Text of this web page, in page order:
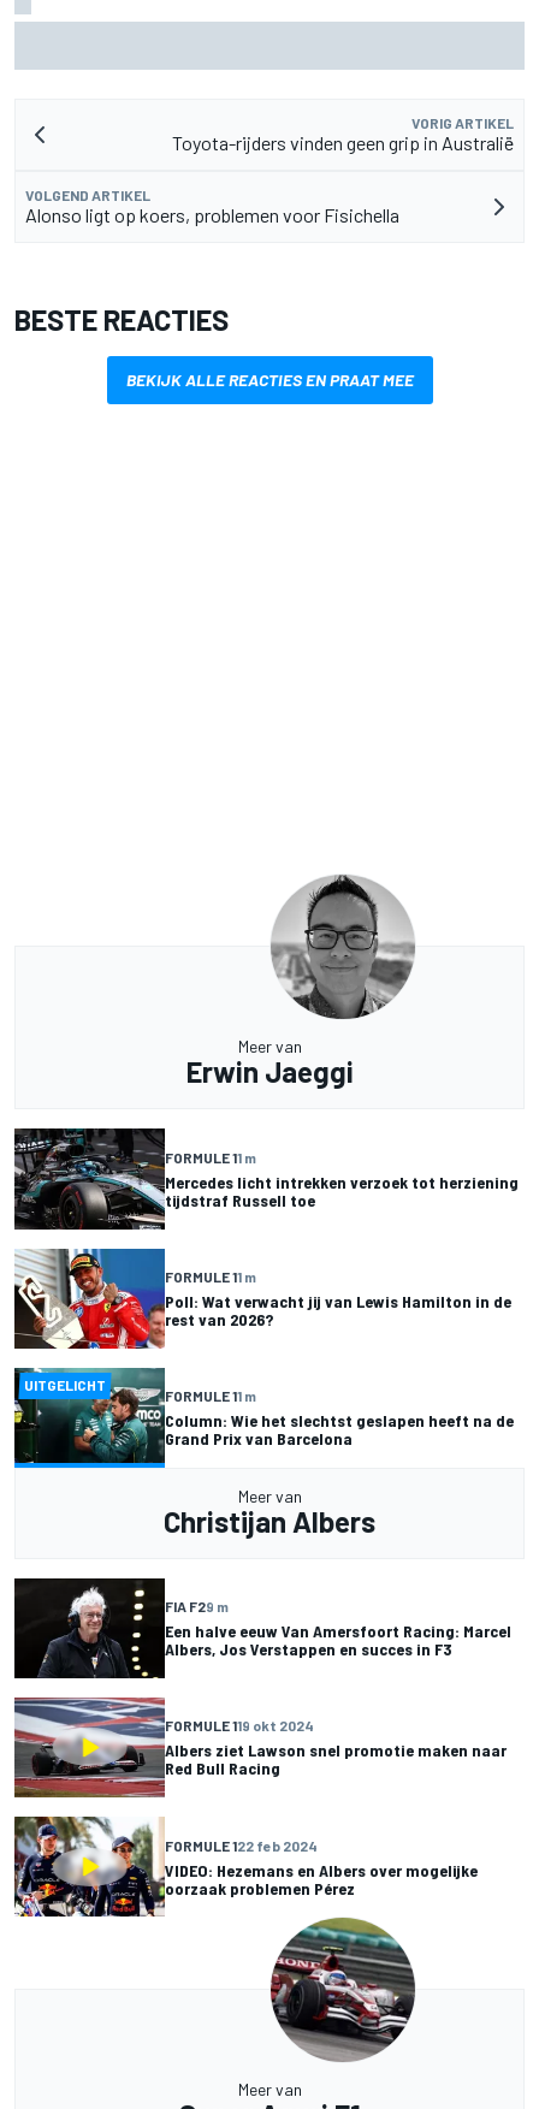
VORIG ARTIKEL
Toyota-rijders vinden geen grip in Australië
VOLGEND ARTIKEL
Alonso ligt op koers, problemen voor Fisichella
BESTE REACTIES
BEKIJK ALLE REACTIES EN PRAAT MEE
Meer van
Erwin Jaeggi
FORMULE 11 m
Mercedes licht intrekken verzoek tot herziening
tijdstraf Russell toe
FORMULE 11 m
Poll: Wat verwacht jij van Lewis Hamilton in de
rest van 2026?
UITGELICHT
FORMULE 11 m
Column: Wie het slechtst geslapen heeft na de
Grand Prix van Barcelona
Meer van
Christijan Albers
FIA F29 m
Een halve eeuw Van Amersfoort Racing: Marcel
Albers, Jos Verstappen en succes in F3
FORMULE 119 okt 2024
Albers ziet Lawson snel promotie maken naar
Red Bull Racing
FORMULE 122 feb 2024
VIDEO: Hezemans en Albers over mogelijke
oorzaak problemen Pérez
Meer van